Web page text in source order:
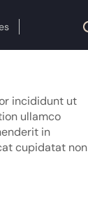
incididunt ut
ullamco
in
cupidatat non